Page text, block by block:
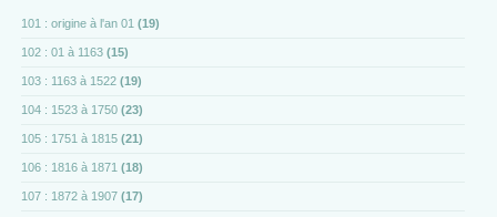
101 : origine à l'an 01 (19)
102 : 01 à 1163 (15)
103 : 1163 à 1522 (19)
104 : 1523 à 1750 (23)
105 : 1751 à 1815 (21)
106 : 1816 à 1871 (18)
107 : 1872 à 1907 (17)